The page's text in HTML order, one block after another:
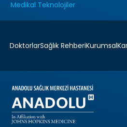
Medikal Teknolojiler
DoktorlarSağlık RehberiKurumsal